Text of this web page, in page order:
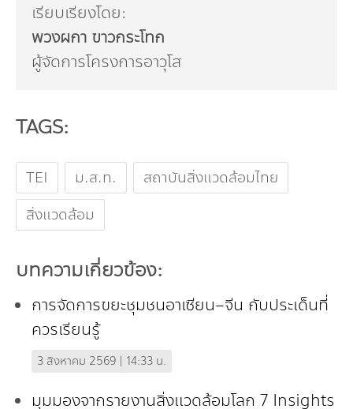
เรียบเรียงโดย:
พวงผกา ขาวกระโทก
ผู้จัดการโครงการอาวุโส
TAGS:
TEI ม.ส.ท.
สถาบันสิ่งแวดล้อมไทย
สิ่งแวดล้อม
บทความเกี่ยวข้อง:
การจัดการขยะชุมชนอาเซียน–จีน กับประเด็นที่
ควรเรียนรู้
3 สิงหาคม 2569 | 14:33 น.
มุมมองจากรายงานสิ่งแวดล้อมโลก 7 Insights